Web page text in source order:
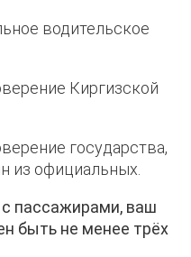
водительское
Киргизской
государства,
из официальных.
пассажирами, ваш
быть не менее трёх